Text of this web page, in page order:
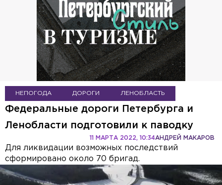
НЕПОГОДА ДОРОГИ ЛЕНОБЛАСТЬ
Федеральные дороги Петербурга и
Ленобласти подготовили к паводку
АНДРЕЙ МАКАРОВ
11 МАРТА 2022, 10:34
Для ликвидации возможных последствий
сформировано около 70 бригад.